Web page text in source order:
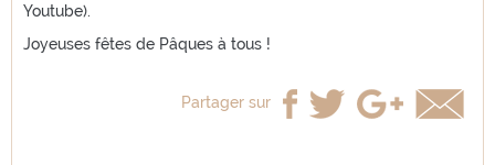
Youtube).
Joyeuses fêtes de Pâques à tous !
Partager sur